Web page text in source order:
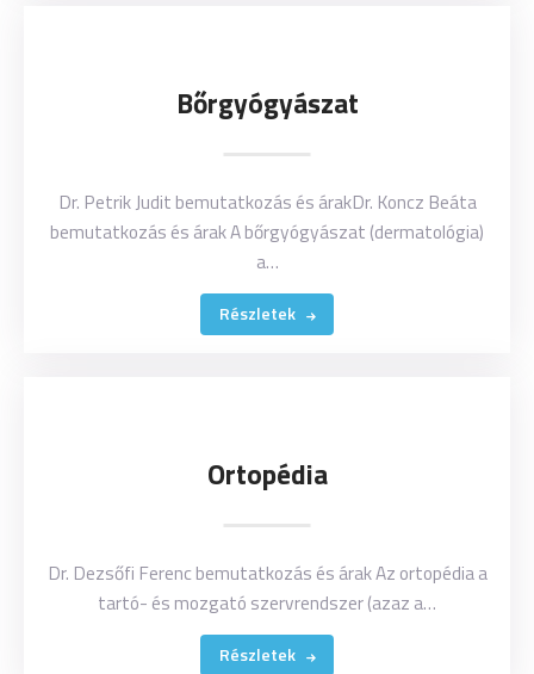
Bőrgyógyászat
Dr. Petrik Judit bemutatkozás és árakDr. Koncz Beáta
bemutatkozás és árak A bőrgyógyászat (dermatológia)
a…
Részletek
Ortopédia
Dr. Dezsőfi Ferenc bemutatkozás és árak Az ortopédia a
tartó- és mozgató szervrendszer (azaz a…
Részletek